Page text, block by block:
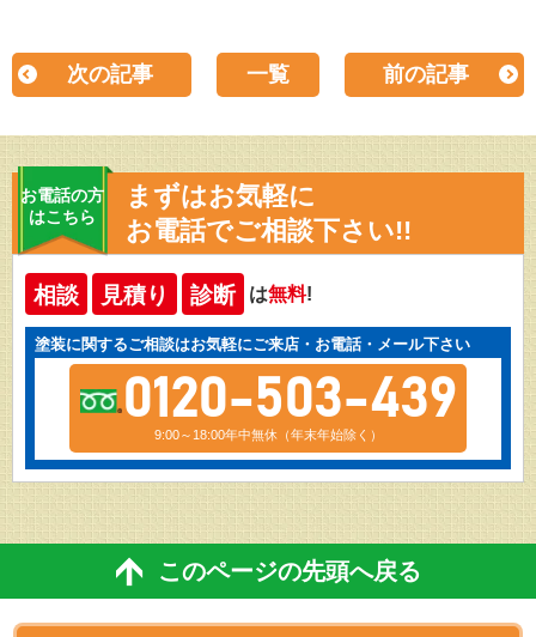
次の記事 一覧 前の記事
お電話の方
はこちら
まずはお気軽に
お電話でご相談下さい!!
相談 見積り 診断 は無料!
塗装に関するご相談はお気軽にご来店・お電話・メール下さい
0120-503-439
9:00～18:00年中無休（年末年始除く）
このページの先頭へ戻る